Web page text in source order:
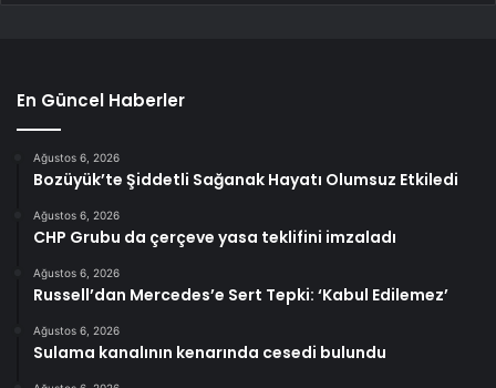
En Güncel Haberler
Ağustos 6, 2026
Bozüyük’te Şiddetli Sağanak Hayatı Olumsuz Etkiledi
Ağustos 6, 2026
CHP Grubu da çerçeve yasa teklifini imzaladı
Ağustos 6, 2026
Russell’dan Mercedes’e Sert Tepki: ‘Kabul Edilemez’
Ağustos 6, 2026
Sulama kanalının kenarında cesedi bulundu